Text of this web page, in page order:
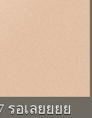
รอเลยยยย